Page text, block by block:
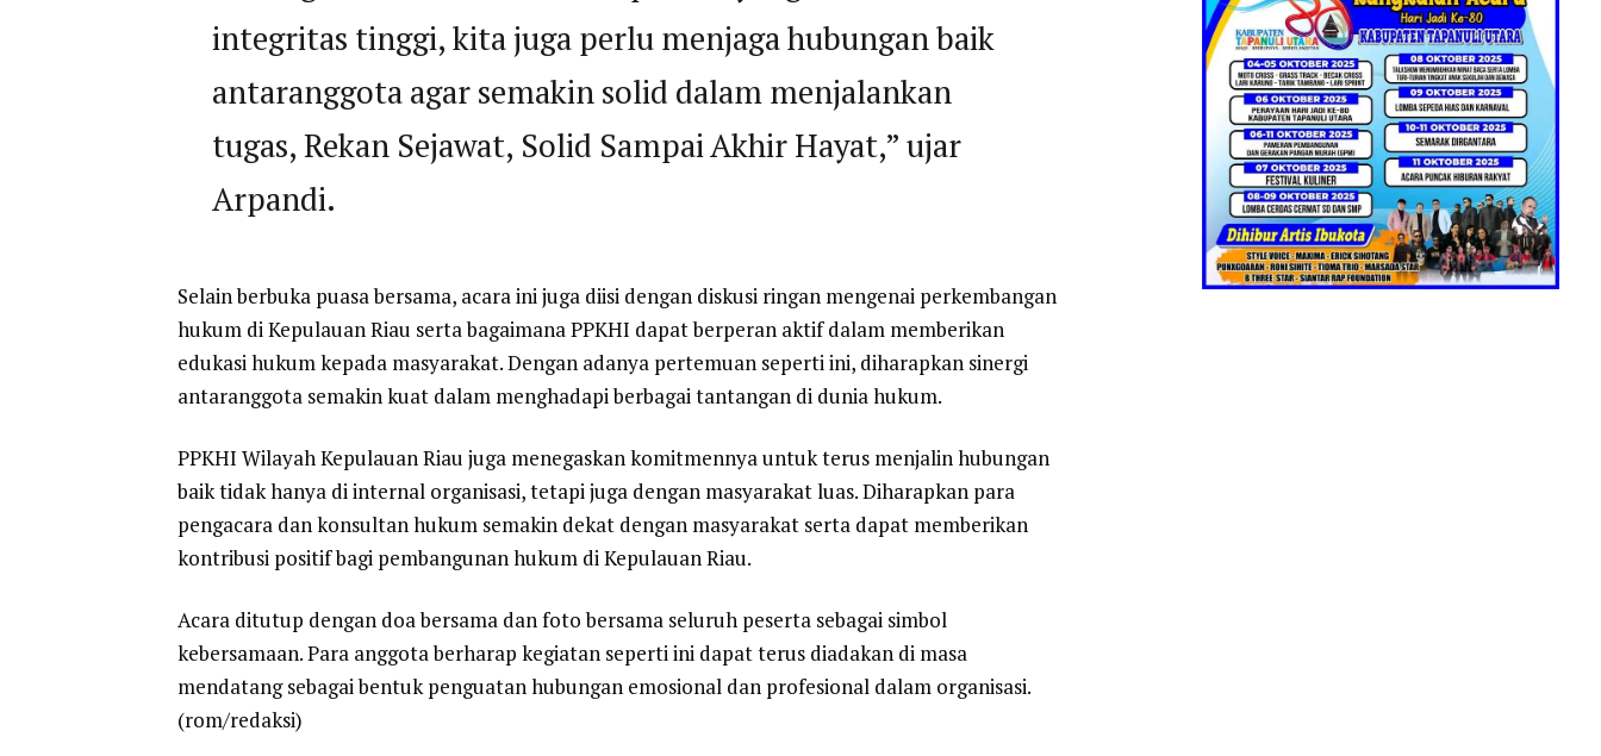
integritas tinggi, kita juga perlu menjaga hubungan baik
antaranggota agar semakin solid dalam menjalankan
tugas, Rekan Sejawat, Solid Sampai Akhir Hayat,” ujar
Arpandi.
Selain berbuka puasa bersama, acara ini juga diisi dengan diskusi ringan mengenai perkembangan
hukum di Kepulauan Riau serta bagaimana PPKHI dapat berperan aktif dalam memberikan
edukasi hukum kepada masyarakat. Dengan adanya pertemuan seperti ini, diharapkan sinergi
antaranggota semakin kuat dalam menghadapi berbagai tantangan di dunia hukum.
PPKHI Wilayah Kepulauan Riau juga menegaskan komitmennya untuk terus menjalin hubungan
baik tidak hanya di internal organisasi, tetapi juga dengan masyarakat luas. Diharapkan para
pengacara dan konsultan hukum semakin dekat dengan masyarakat serta dapat memberikan
kontribusi positif bagi pembangunan hukum di Kepulauan Riau.
Acara ditutup dengan doa bersama dan foto bersama seluruh peserta sebagai simbol
kebersamaan. Para anggota berharap kegiatan seperti ini dapat terus diadakan di masa
mendatang sebagai bentuk penguatan hubungan emosional dan profesional dalam organisasi.
(rom/redaksi)